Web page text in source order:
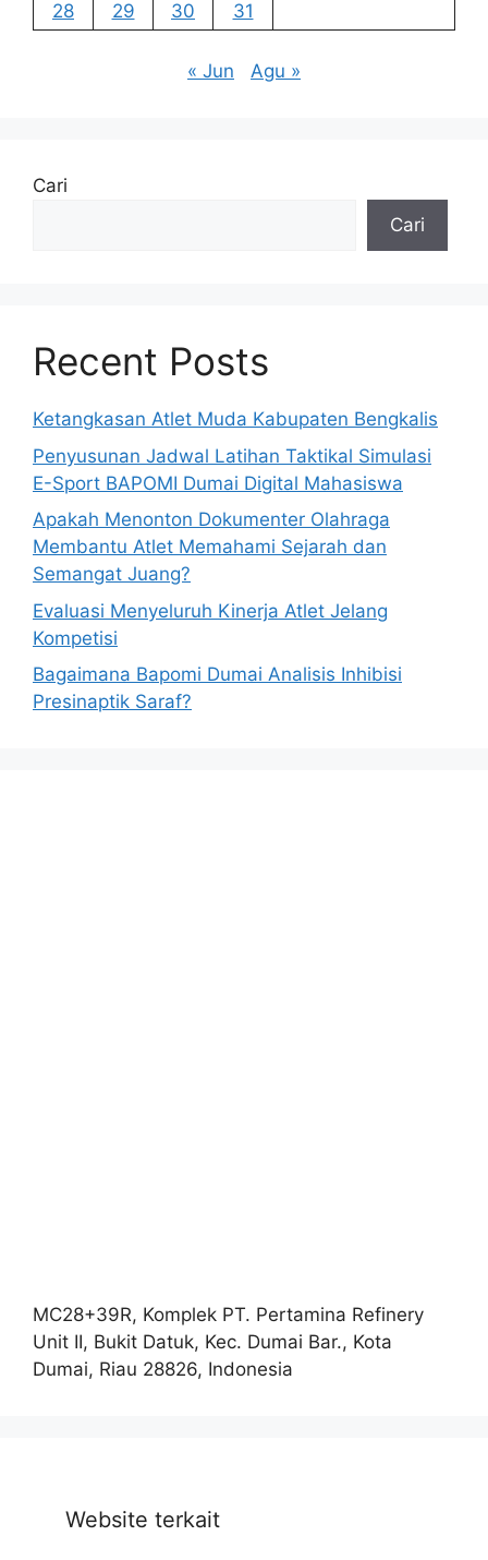
28
29 30 31
« Jun Agu »
Cari
Cari
Recent Posts
Ketangkasan Atlet Muda Kabupaten Bengkalis
Penyusunan Jadwal Latihan Taktikal Simulasi
E-Sport BAPOMI Dumai Digital Mahasiswa
Apakah Menonton Dokumenter Olahraga
Membantu Atlet Memahami Sejarah dan
Semangat Juang?
Evaluasi Menyeluruh Kinerja Atlet Jelang
Kompetisi
Bagaimana Bapomi Dumai Analisis Inhibisi
Presinaptik Saraf?
MC28+39R, Komplek PT. Pertamina Refinery
Unit II, Bukit Datuk, Kec. Dumai Bar., Kota
Dumai, Riau 28826, Indonesia
Website terkait